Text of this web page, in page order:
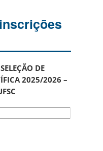
DE
2025/2026 –